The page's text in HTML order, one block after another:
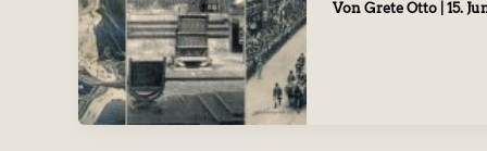
Von Grete Otto 15.